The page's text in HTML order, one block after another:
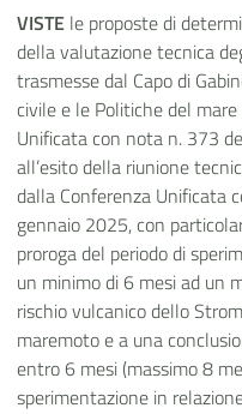
VISTE le proposte di
della valutazione tecnica
trasmesse dal Capo di
civile e le Politiche del
Unificata con nota n. 373
all’esito della riunione
dalla Conferenza Unificata
gennaio 2025, con
proroga del periodo di
un minimo di 6 mesi ad un
rischio vulcanico dello
maremoto e a una
entro 6 mesi (massimo 8
sperimentazione in